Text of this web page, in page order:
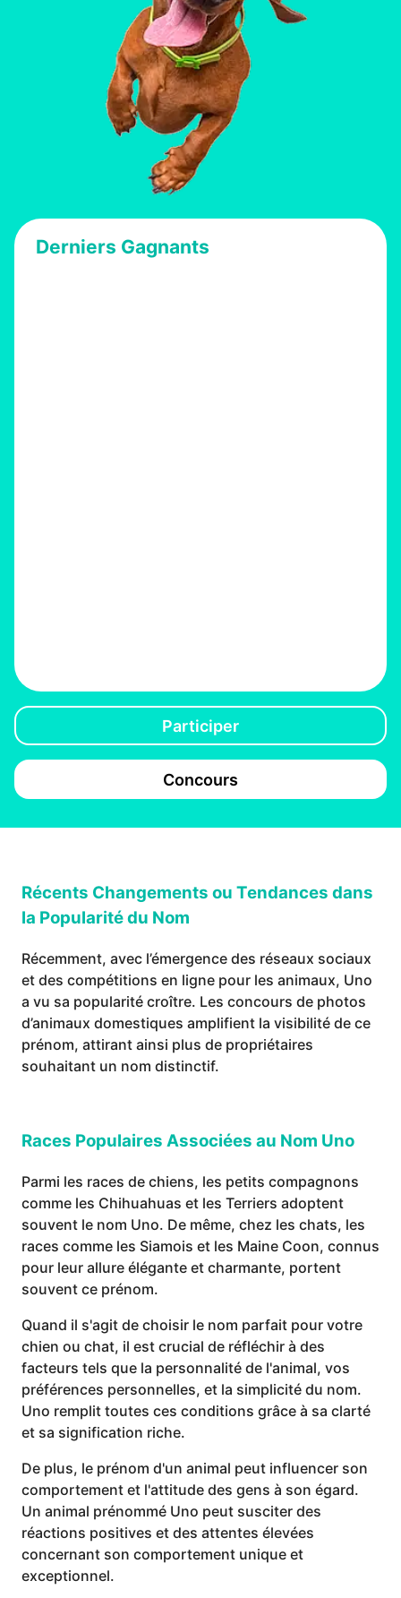
Derniers Gagnants
Participer
Concours
Récents Changements ou Tendances dans
la Popularité du Nom
Récemment, avec l’émergence des réseaux sociaux
et des compétitions en ligne pour les animaux, Uno
a vu sa popularité croître. Les concours de photos
d’animaux domestiques amplifient la visibilité de ce
prénom, attirant ainsi plus de propriétaires
souhaitant un nom distinctif.
Races Populaires Associées au Nom Uno
Parmi les races de chiens, les petits compagnons
comme les Chihuahuas et les Terriers adoptent
souvent le nom Uno. De même, chez les chats, les
races comme les Siamois et les Maine Coon, connus
pour leur allure élégante et charmante, portent
souvent ce prénom.
Quand il s'agit de choisir le nom parfait pour votre
chien ou chat, il est crucial de réfléchir à des
facteurs tels que la personnalité de l'animal, vos
préférences personnelles, et la simplicité du nom.
Uno remplit toutes ces conditions grâce à sa clarté
et sa signification riche.
De plus, le prénom d'un animal peut influencer son
comportement et l'attitude des gens à son égard.
Un animal prénommé Uno peut susciter des
réactions positives et des attentes élevées
concernant son comportement unique et
exceptionnel.